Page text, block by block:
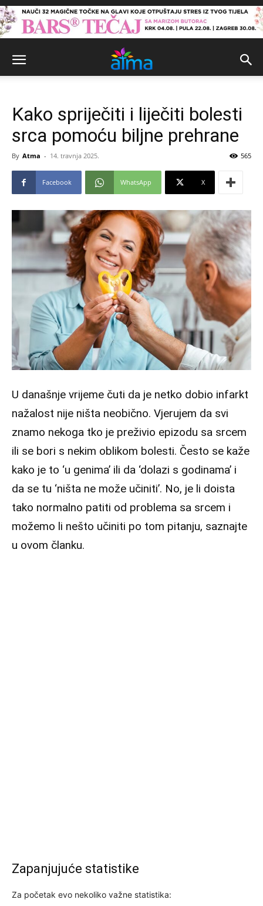
Kako spriječiti i liječiti bolesti
srca pomoću biljne prehrane
By Atma - 14. travnja 2025. 565
Facebook WhatsApp X
U današnje vrijeme čuti da je netko dobio infarkt
nažalost nije ništa neobično. Vjerujem da svi
znamo nekoga tko je preživio epizodu sa srcem
ili se bori s nekim oblikom bolesti. Često se kaže
kako je to ‘u genima’ ili da ‘dolazi s godinama’ i
da se tu ‘ništa ne može učiniti’. No, je li doista
tako normalno patiti od problema sa srcem i
možemo li nešto učiniti po tom pitanju, saznajte
u ovom članku.
Zapanjujuće statistike
Za početak evo nekoliko važne statistika: